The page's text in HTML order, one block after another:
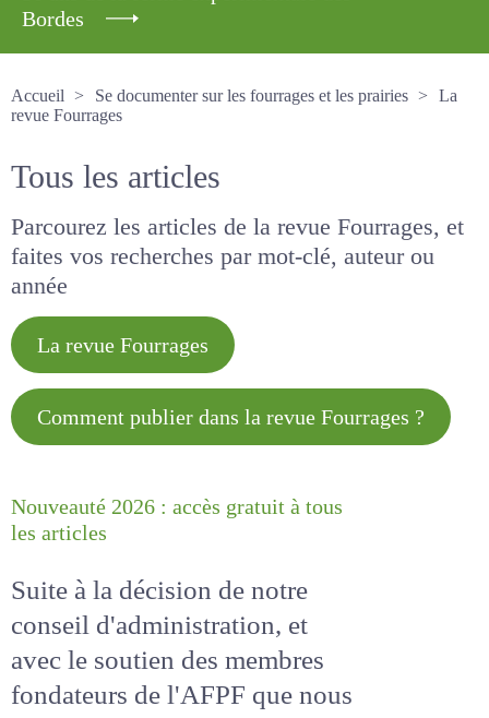
Bordes
Accueil
Se documenter sur les fourrages et les prairies
La revue Fourrages
Tous les articles
Parcourez les articles de la revue Fourrages, et
faites vos recherches par mot-clé, auteur ou
année
La revue Fourrages
Comment publier dans la revue
Nouveauté 2026 : accès gratuit à
Suite à la décision de notre
conseil d'administration, et
avec le soutien des membres